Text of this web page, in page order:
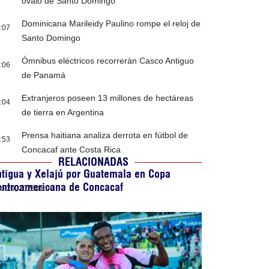
Dominicana Marileidy Paulino rompe el reloj de
Santo Domingo
Ómnibus eléctricos recorrerán Casco Antiguo
de Panamá
Extranjeros poseen 13 millones de hectáreas
de tierra en Argentina
Prensa haitiana analiza derrota en fútbol de
Concacaf ante Costa Rica
RELACIONADAS
y Xelajú por Guatemala en Copa
de Concacaf
29, 202601:00